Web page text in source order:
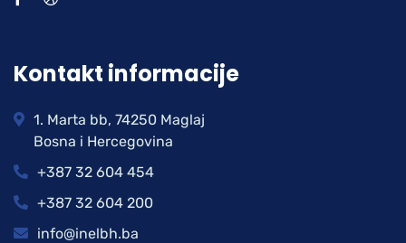
Kontakt informacije
1. Marta bb, 74250 Maglaj
Bosna i Hercegovina
+387 32 604 454
+387 32 604 200
info@inelbh.ba